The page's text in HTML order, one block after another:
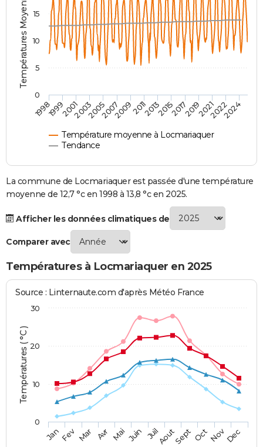
Destinations
City break
Voyage nature
Voyage de noces
Forum
Climat
PHOTO
GUIDES D'ACHAT
BONS PLANS
CARTE DE VOEUX
Carte de Noël
Carte Bonne année
Carte Saint-Valentin
Carte Pâques
Carte d'anniversaire
DICTIONNAIRE
PROGRAMME TV
S'inscrire
Se connecter
Lycées
Collèges
Primaires
Universités
Entreprises
Service militaire
Avis de recherche
AVIS DE DÉCÈS
Températures Moyennes ( °C )
Température moyenne à Locmariaquer
Tendance
199819992001200320052007200920112013201520172019202120222024
0
5
10
15
La commune de Locmariaquer est passée d'une température
moyenne de 12,7 °c en 1998 à 13,8 °c en 2025.
Afficher les données climatiques de
Comparer avec
Températures à Locmariaquer en 2025
Températures ( °C )
Source : Linternaute.com d'après Météo France
JanFev Mar Avr Mai Juin JuilAoutSept OctNovDec
0
10
20
30